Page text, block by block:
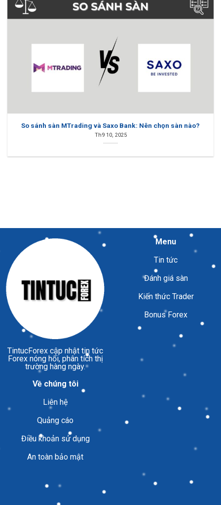
So sánh sàn MTrading và Saxo Bank: Nên chọn sàn nào?
Th9 10, 2025
TintucForex cập nhật tin tức
Forex nóng hổi, phân tích thị
trường hàng ngày.
Menu
Tin tức
Đánh giá sàn
Kiến thức Trader
Bonus Forex
Về chúng tôi
Liên hệ
Quảng cáo
Điều khoản sử dụng
An toàn bảo mật